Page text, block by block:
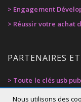
> Engagement
> Réussir votre achat
PARTENAIRES
> Toute le clés usb
> Privacy Policy
Nous utilisons des